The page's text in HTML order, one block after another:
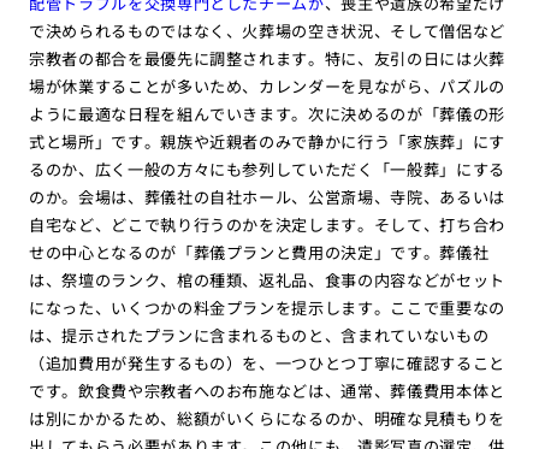
で決められるものではなく、火葬場の空き状況、そして僧侶など
宗教者の都合を最優先に調整されます。特に、友引の日には火葬
場が休業することが多いため、カレンダーを見ながら、パズルの
ように最適な日程を組んでいきます。次に決めるのが「葬儀の形
式と場所」です。親族や近親者のみで静かに行う「家族葬」にす
るのか、広く一般の方々にも参列していただく「一般葬」にする
のか。会場は、葬儀社の自社ホール、公営斎場、寺院、あるいは
自宅など、どこで執り行うのかを決定します。そして、打ち合わ
せの中心となるのが「葬儀プランと費用の決定」です。葬儀社
は、祭壇のランク、棺の種類、返礼品、食事の内容などがセット
になった、いくつかの料金プランを提示します。ここで重要なの
は、提示されたプランに含まれるものと、含まれていないもの
（追加費用が発生するもの）を、一つひとつ丁寧に確認すること
です。飲食費や宗教者へのお布施などは、通常、葬儀費用本体と
は別にかかるため、総額がいくらになるのか、明確な見積もりを